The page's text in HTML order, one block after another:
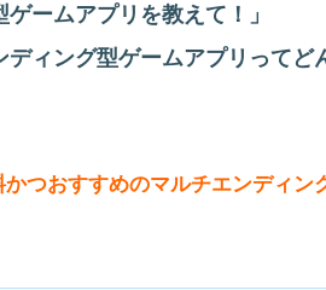
ームアプリを教えて！」
ィング型ゲームアプリってど
かつおすすめのマルチエンディン